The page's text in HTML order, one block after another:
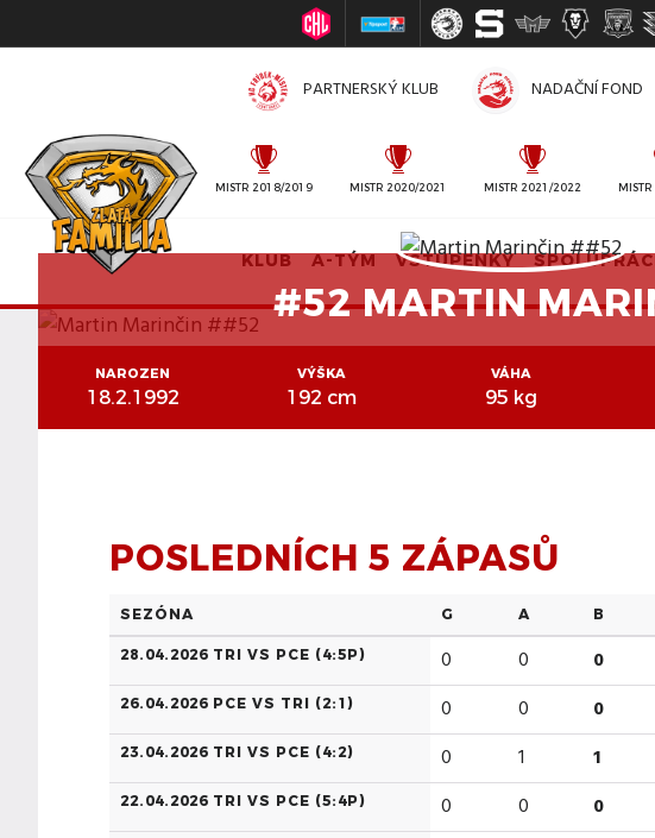
PARTNERSKÝ KLUB NADAČNÍ FOND
MISTR 2010/2011 MISTR 2018/2019 MISTR 2020/2021 MISTR 2021/2022
KLUB A-TÝM VSTUPENKY
#52 MARTIN
NAROZEN
18.2.1992
VÝŠKA
192 cm
VÁHA
95 kg
POSLEDNÍCH 5 ZÁPASŮ
SEZÓNA G A B
28.04.2026 TRI VS PCE (4:5P) 0 0 0
26.04.2026 PCE VS TRI (2:1) 0 0 0
23.04.2026 TRI VS PCE (4:2) 0 1 1
22.04.2026 TRI VS PCE (5:4P) 0 0 0